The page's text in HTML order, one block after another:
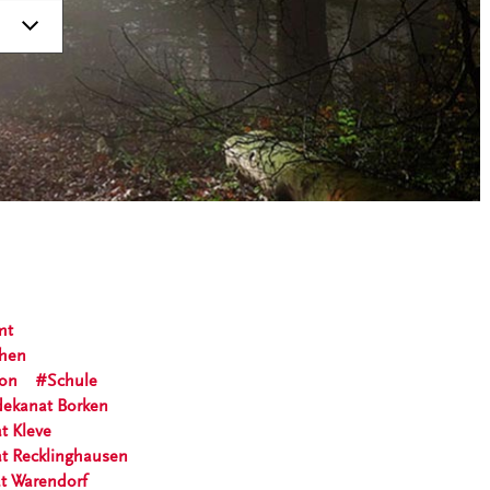
Schule
Borken
Kleve
Recklinghausen
Warendorf